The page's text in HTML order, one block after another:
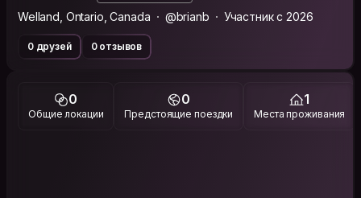
Welland, Ontario, Canada @brianb Участник с 2026
0 друзей 0 отзывов
0
Общие локации
0
Предстоящие поездки
1
Места проживания